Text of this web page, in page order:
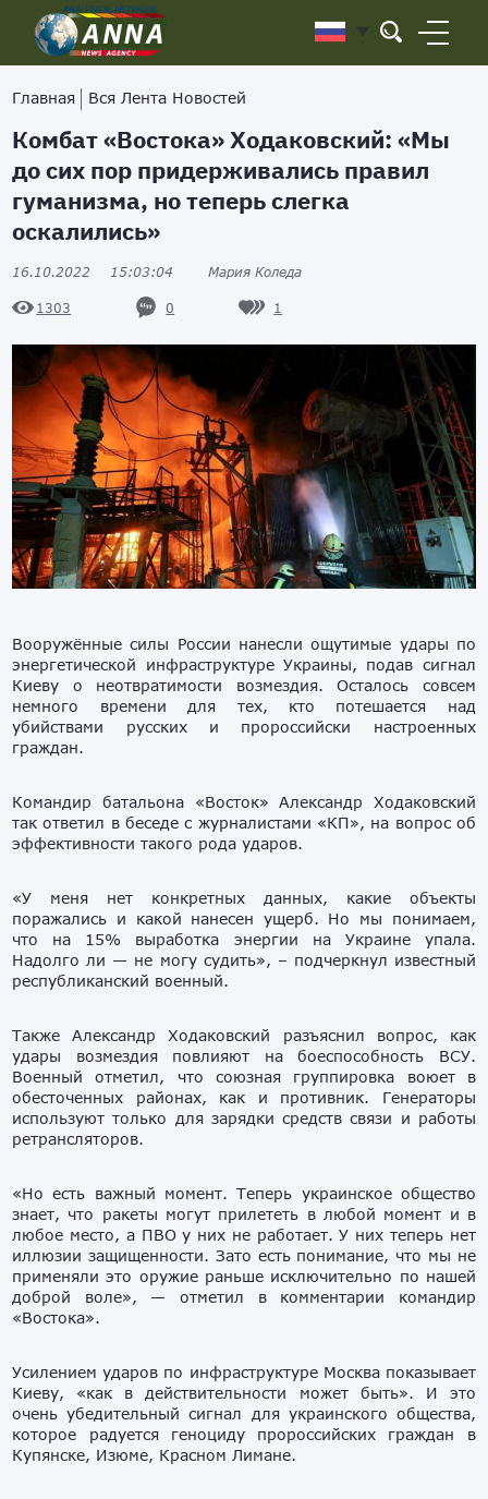
Главная Вся Лента Новостей
Комбат «Востока» Ходаковский: «Мы
до сих пор придерживались правил
гуманизма, но теперь слегка
оскалились»
16.10.2022 15:03:04 Мария Коледа
1303 0 1
Вооружённые силы России нанесли ощутимые удары по
энергетической инфраструктуре Украины, подав сигнал
Киеву о неотвратимости возмездия. Осталось совсем
немного времени для тех, кто потешается над
убийствами русских и пророссийски настроенных
граждан.
Командир батальона «Восток» Александр Ходаковский
так ответил в беседе с журналистами «КП», на вопрос об
эффективности такого рода ударов.
«У меня нет конкретных данных, какие объекты
поражались и какой нанесен ущерб. Но мы понимаем,
что на 15% выработка энергии на Украине упала.
Надолго ли — не могу судить», – подчеркнул известный
республиканский военный.
Также Александр Ходаковский разъяснил вопрос, как
удары возмездия повлияют на боеспособность ВСУ.
Военный отметил, что союзная группировка воюет в
обесточенных районах, как и противник. Генераторы
используют только для зарядки средств связи и работы
ретрансляторов.
«Но есть важный момент. Теперь украинское общество
знает, что ракеты могут прилететь в любой момент и в
любое место, а ПВО у них не работает. У них теперь нет
иллюзии защищенности. Зато есть понимание, что мы не
применяли это оружие раньше исключительно по нашей
доброй воле», — отметил в комментарии командир
«Востока».
Усилением ударов по инфраструктуре Москва показывает
Киеву, «как в действительности может быть». И это
очень убедительный сигнал для украинского общества,
которое радуется геноциду пророссийских граждан в
Купянске, Изюме, Красном Лимане.